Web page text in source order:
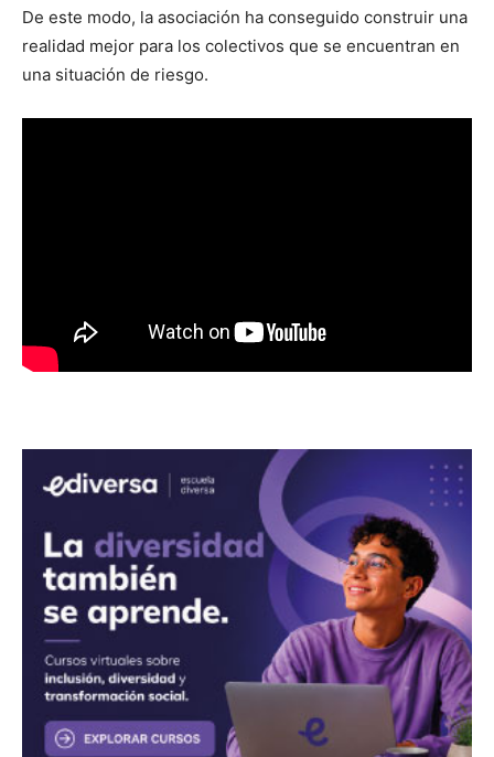
De este modo, la asociación ha conseguido construir una
realidad mejor para los colectivos que se encuentran en
una situación de riesgo.